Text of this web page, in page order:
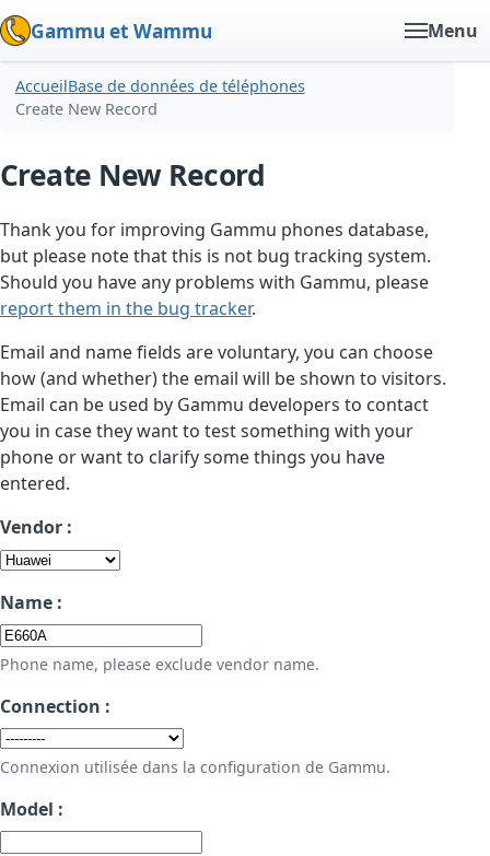
Gammu et Wammu Menu
AccueilBase de données de téléphones
Create New Record
Create New Record
Thank you for improving Gammu phones database,
but please note that this is not bug tracking system.
Should you have any problems with Gammu, please
report them in the bug tracker.
Email and name fields are voluntary, you can choose
how (and whether) the email will be shown to visitors.
Email can be used by Gammu developers to contact
you in case they want to test something with your
phone or want to clarify some things you have
entered.
Vendor :
Name :
Phone name, please exclude vendor name.
Connection :
Connexion utilisée dans la configuration de Gammu.
Model :